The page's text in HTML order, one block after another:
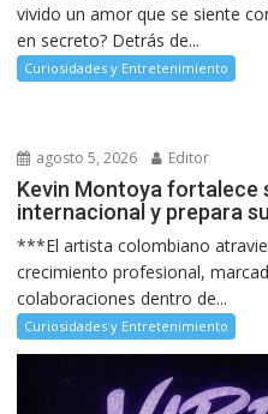
vivido un amor que se siente
en secreto? Detrás de...
Curiosidades y Entretenimiento
agosto 5, 2026 Editor
Kevin Montoya fortalece
internacional y prepara
***El artista colombiano
crecimiento profesional,
colaboraciones dentro de...
Curiosidades y Entretenimiento